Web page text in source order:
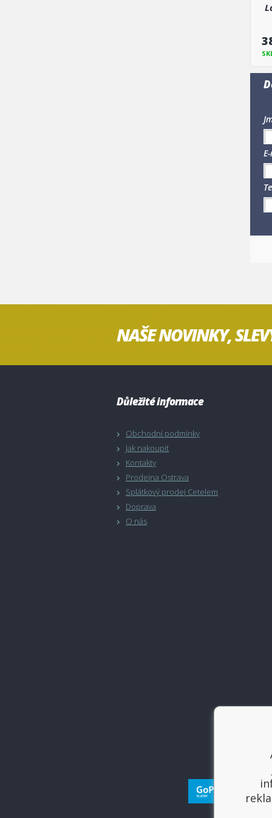
NAŠE NOVINKY,
Důležité informace
Obchodní podmínky
Jak nakoupit
Kontakty
Prodejna Ostrava
Splátkový prodej Cetelem
Doprava
O nás